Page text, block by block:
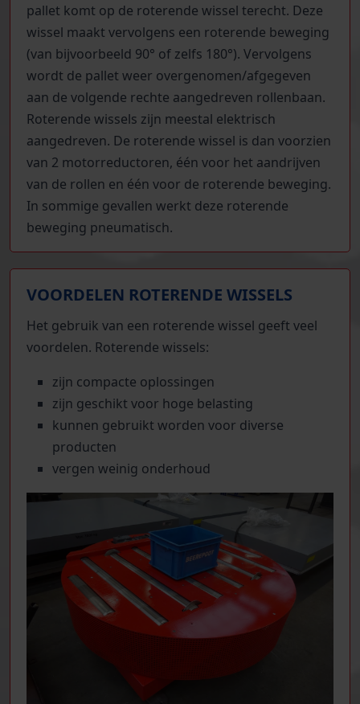
pallet komt op de roterende wissel terecht. Deze
wissel maakt vervolgens een roterende beweging
(van bijvoorbeeld 90° of zelfs 180°). Vervolgens
wordt de pallet weer overgenomen/afgegeven
aan de volgende rechte aangedreven rollenbaan.
Roterende wissels zijn meestal elektrisch
aangedreven. De roterende wissel is dan voorzien
van 2 motorreductoren, één voor het aandrijven
van de rollen en één voor de roterende beweging.
In sommige gevallen werkt deze roterende
beweging pneumatisch.
VOORDELEN ROTERENDE WISSELS
Het gebruik van een roterende wissel geeft veel
voordelen. Roterende wissels:
zijn compacte oplossingen
zijn geschikt voor hoge belasting
kunnen gebruikt worden voor diverse
producten
vergen weinig onderhoud